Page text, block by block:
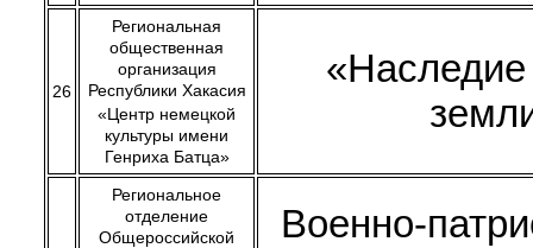
26
Региональная
общественная
организация
Республики Хакасия
«Центр немецкой
культуры имени
Генриха Батца»
Региональное
отделение
Общероссийской
Военно-